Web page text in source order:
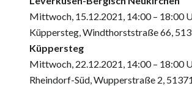
Mittwoch, 15.12.2021, 14:00 – 18:00
Küppersteg, Windthorststraße 66,
Küppersteg
Mittwoch, 22.12.2021, 14:00 – 18:00
Rheindorf-Süd, Wupperstraße 2, 51371